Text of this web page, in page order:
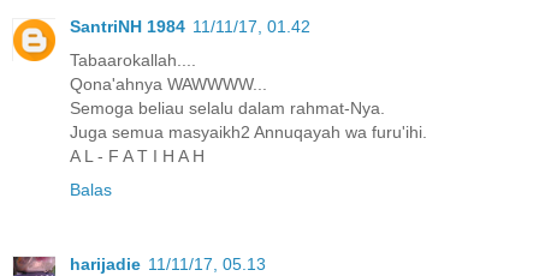
SantriNH 1984 11/11/17, 01.42
Tabaarokallah....
Qona'ahnya WAWWWW...
Semoga beliau selalu dalam rahmat-Nya.
Juga semua masyaikh2 Annuqayah wa furu'ihi.
A L - F A T I H A H
Balas
harijadie 11/11/17, 05.13